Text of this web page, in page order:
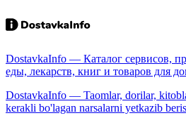
DostavkaInfo — Каталог сервисов,
еды, лекарств, книг и товаров для
DostavkaInfo — Taomlar, dorilar,
kerakli bo'lagan narsalarni yetkazib